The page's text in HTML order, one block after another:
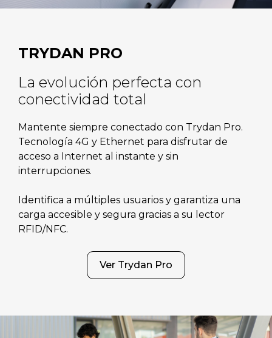
TRYDAN PRO
La evolución perfecta con
conectividad total
Mantente siempre conectado con Trydan Pro.
Tecnología 4G y Ethernet para disfrutar de
acceso a Internet al instante y sin
interrupciones.
Identifica a múltiples usuarios y garantiza una
carga accesible y segura gracias a su lector
RFID/NFC.
Ver Trydan Pro